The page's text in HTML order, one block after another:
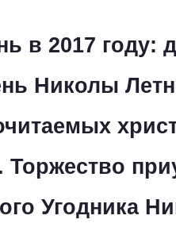
в 2017 году:
Николы
Торжество
Угодника